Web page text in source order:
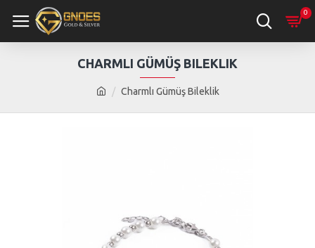
0
Charmlı Gümüş Bileklik
CHARMLI GÜMÜŞ BILEKLIK